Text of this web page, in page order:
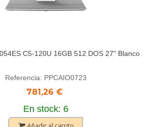
C5-120U 16GB 512 DOS 27" Blanco
Referencia: PPCAIO0723
781,26 €
En stock: 6